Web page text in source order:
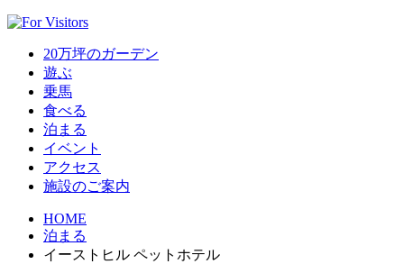
20万坪のガーデン
遊ぶ
乗馬
食べる
泊まる
イベント
アクセス
施設のご案内
HOME
泊まる
イーストヒル ペットホテル